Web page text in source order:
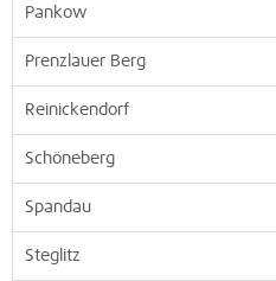
Pankow
Prenzlauer Berg
Reinickendorf
Schöneberg
Spandau
Steglitz